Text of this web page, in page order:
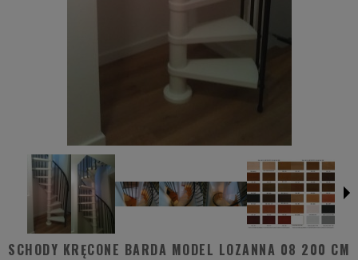
SCHODY KRĘCONE BARDA MODEL LOZANNA 08 200 CM